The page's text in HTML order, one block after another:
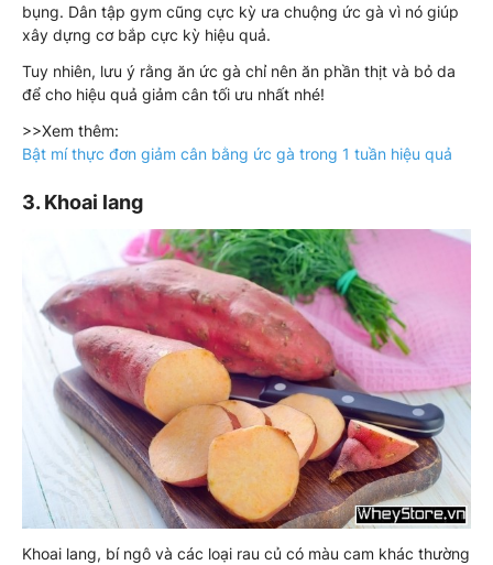
bụng. Dân tập gym cũng cực kỳ ưa chuộng ức gà vì nó giúp
xây dựng cơ bắp cực kỳ hiệu quả.
Tuy nhiên, lưu ý rằng ăn ức gà chỉ nên ăn phần thịt và bỏ da
để cho hiệu quả giảm cân tối ưu nhất nhé!
>>Xem thêm:
Bật mí thực đơn giảm cân bằng ức gà trong 1 tuần hiệu quả
3. Khoai lang
Khoai lang, bí ngô và các loại rau củ có màu cam khác thường